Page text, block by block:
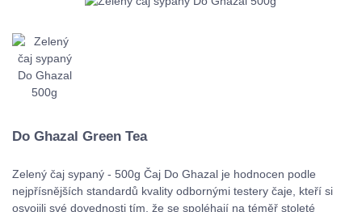
Do Ghazal Green Tea
Zelený čaj sypaný - 500g Čaj Do Ghazal je hodnocen podle
nejpřísnějších standardů kvality odbornými testery čaje, kteří si
osvojili své dovednosti tím, že se spoléhají na téměř stoleté